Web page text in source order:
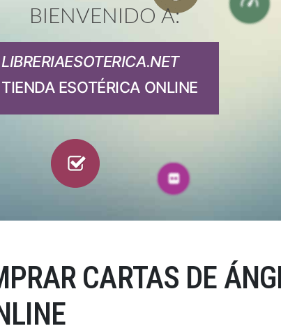
LIBRERIAESOTERICA.NET
TIENDA ESOTÉRICA ONLINE
BIENVENIDO A:
CARTAS DE